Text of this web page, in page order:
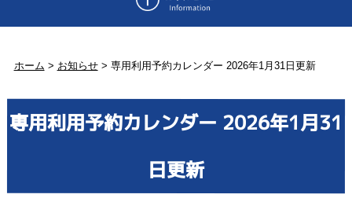
ホーム > お知らせ> 専用利用予約カレンダー 2026年1月31日更新
専用利用予約カレンダー 2026年1月31
日更新